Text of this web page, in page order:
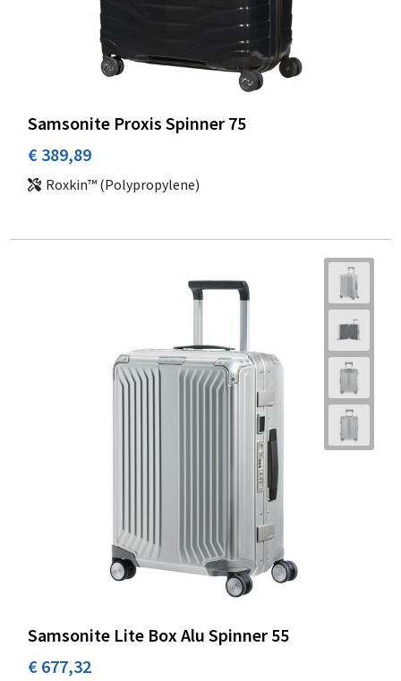
Samsonite Proxis Spinner 75
€ 389,89
Roxkin™ (Polypropylene)
Samsonite Lite Box Alu Spinner 55
€ 677,32